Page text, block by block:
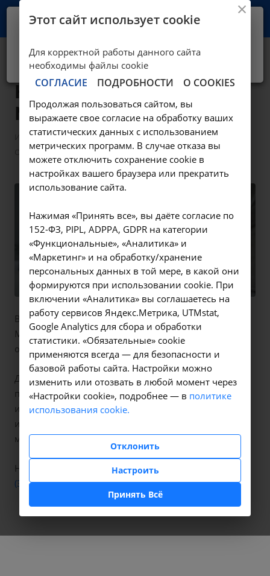
Медосмотр в НИИ
КЛИНИЧЕСКОЙ
МЕДИЦИНЫ
Информация — Возможности —
Оформление и продление медицинских книжек
В Ангарском филиале НИИ КЛИНИЧЕСКОЙ
МЕДИЦИНЫ можно пройти медосмотр для
оформления и продления медицинской книжки.
Данные о прохождении медицинского осмотра
передаются в Единую государственную
информационную систему здравоохранения и
используются для формирования электронной
медицинской книжки.
Наш адрес в Ангарске:7А микрорайон, дом 35,
(3955) 50-72-00
Ваш город -Иркутск?
Да, верно Нет, выбрать другой
Этот сайт использует cookie
Для корректной работы данного сайта
необходимы файлы cookie
СОГЛАСИЕ ПОДРОБНОСТИ О COOKIES
Продолжая пользоваться сайтом, вы
выражаете свое согласие на обработку ваших
статистических данных с использованием
метрических программ. В случае отказа вы
можете отключить сохранение cookie в
настройках вашего браузера или прекратить
использование сайта.
Нажимая «Принять все», вы даёте согласие по
152-ФЗ, PIPL, ADPPA, GDPR на категории
«Функциональные», «Аналитика» и
«Маркетинг» и на обработку/хранение
персональных данных в той мере, в какой они
формируются при использовании cookie. При
включении «Аналитика» вы соглашаетесь на
работу сервисов Яндекс.Метрика, UTMstat,
Google Analytics для сбора и обработки
статистики. «Обязательные» cookie
применяются всегда — для безопасности и
базовой работы сайта. Настройки можно
изменить или отозвать в любой момент через
«Настройки cookie», подробнее — в политике
использования cookie.
Отклонить
Настроить
Принять Всё